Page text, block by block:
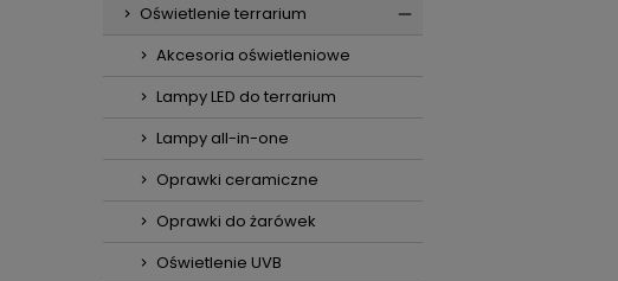
Oświetlenie terrarium
Akcesoria oświetleniowe
Lampy LED do terrarium
Lampy all-in-one
Oprawki ceramiczne
Oprawki do żarówek
Oświetlenie UVB